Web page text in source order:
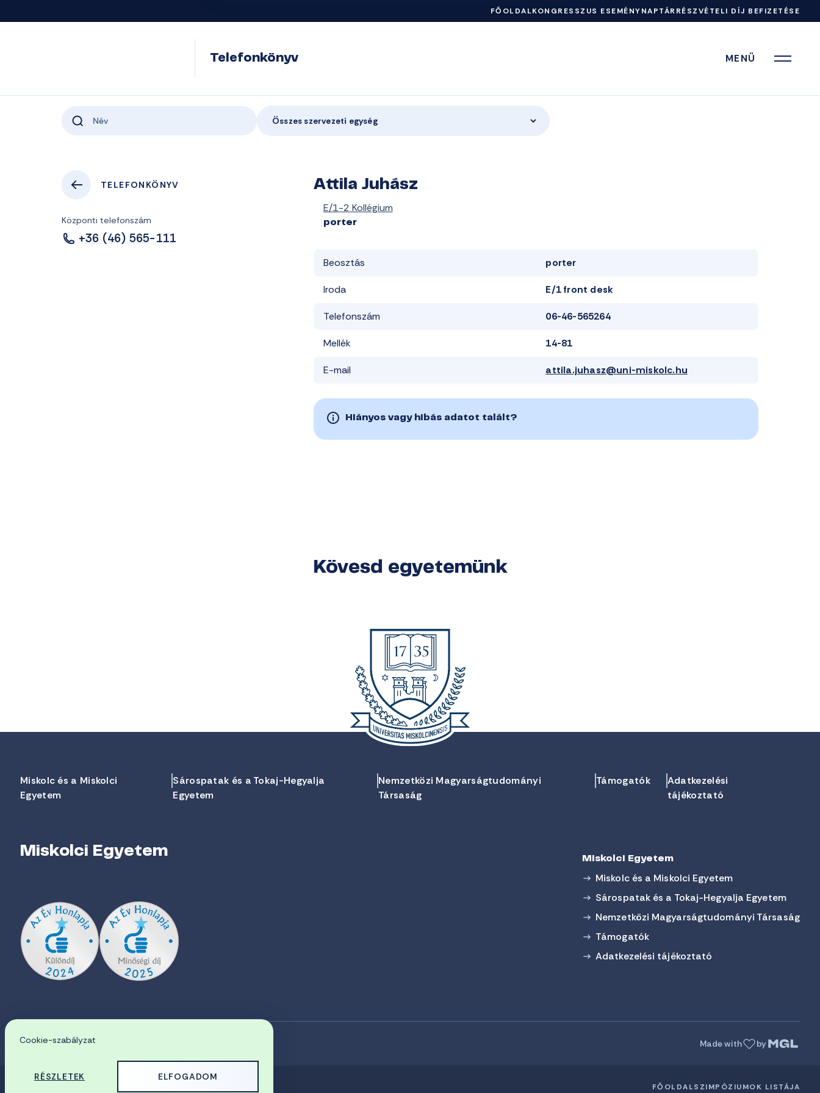
FŐOLDALKONGRESSZUS ESEMÉNYNAPTÁRRÉSZVÉTELI DÍJ BEFIZETÉSE
Telefonkönyv MENÜ
Összes szervezeti egység
TELEFONKÖNYV
Központi telefonszám
+36 (46) 565-111
Attila Juhász
E/1-2 Kollégium
porter
Beosztás porter
Iroda E/1 front desk
Telefonszám 06-46-565264
Mellék 14-81
E-mail attila.juhasz@uni-miskolc.hu
Hiányos vagy hibás adatot talált?
Kövesd egyetemünk
Miskolc és a Miskolci
Egyetem
Sárospatak és a Tokaj-Hegyalja
Egyetem
Nemzetközi Magyarságtudományi
Társaság
Támogatók
Adatkezelési
tájékoztató
Miskolci Egyetem Miskolci Egyetem
Miskolc és a Miskolci Egyetem
Sárospatak és a Tokaj-Hegyalja Egyetem
Nemzetközi Magyarságtudományi Társaság
Támogatók
Adatkezelési tájékoztató
EN Made with by
FŐOLDALSZIMPÓZIUMOK LISTÁJA
Cookie-szabályzat
RÉSZLETEK ELFOGADOM